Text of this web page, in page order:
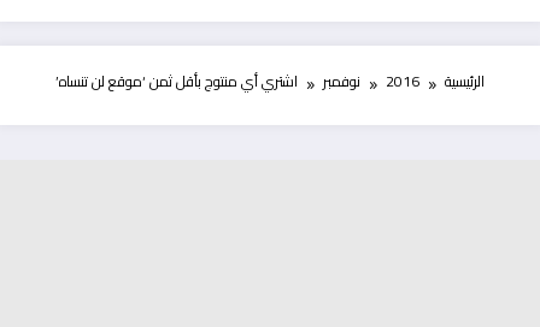
الرئيسية 2016 نوفمبر اشتري أي منتوج بأقل ثمن ‘موقع لن تنساه’